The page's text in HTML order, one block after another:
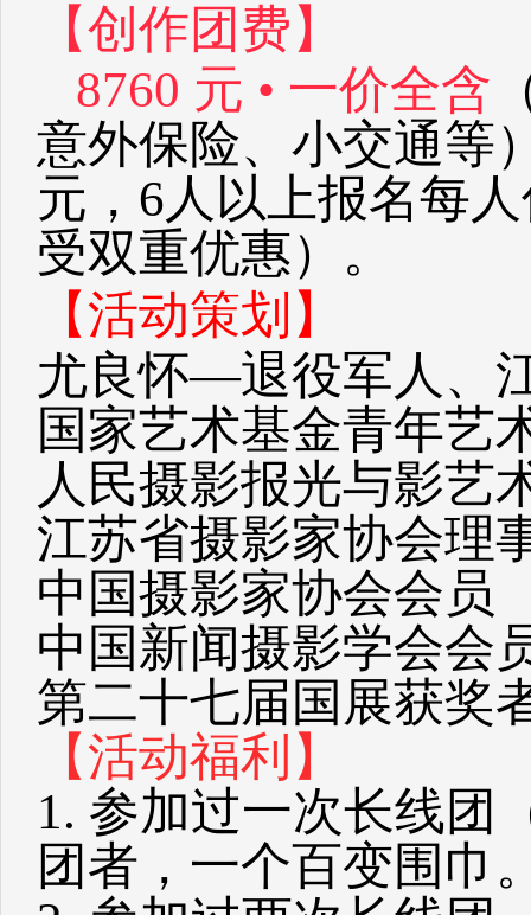
【创作团费】
8760 元 • 一价全含
意外保险、小交通等
元，6人以上报名每
受双重优惠）。
【活动策划】
尤良怀—退役军人、
国家艺术基金青年艺
人民摄影报光与影艺
江苏省摄影家协会理
中国摄影家协会会员
中国新闻摄影学会会
第二十七届国展获奖
【活动福利】
1. 参加过一次长线团
团者，一个百变围巾